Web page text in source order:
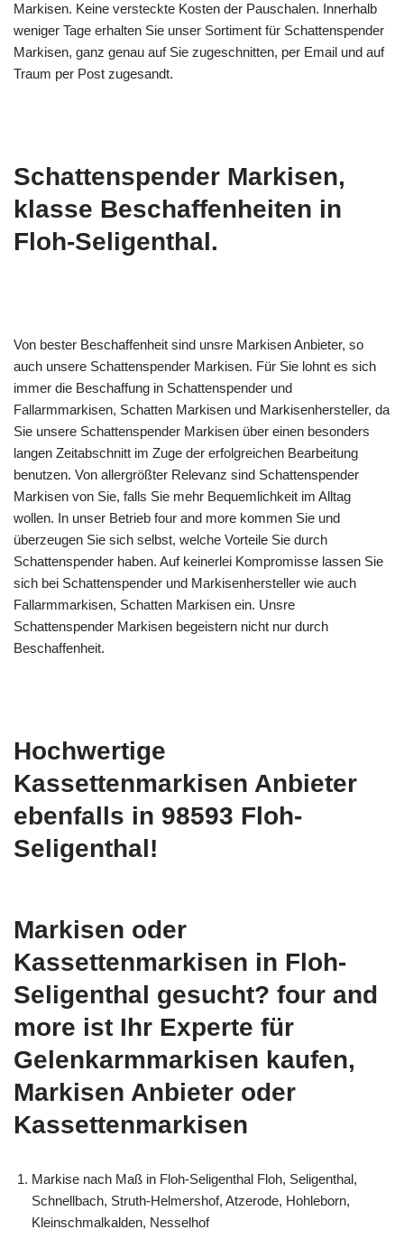
Markisen. Keine versteckte Kosten der Pauschalen. Innerhalb
weniger Tage erhalten Sie unser Sortiment für Schattenspender
Markisen, ganz genau auf Sie zugeschnitten, per Email und auf
Traum per Post zugesandt.
Schattenspender Markisen,
klasse Beschaffenheiten in
Floh-Seligenthal.
Von bester Beschaffenheit sind unsre Markisen Anbieter, so
auch unsere Schattenspender Markisen. Für Sie lohnt es sich
immer die Beschaffung in Schattenspender und
Fallarmmarkisen, Schatten Markisen und Markisenhersteller, da
Sie unsere Schattenspender Markisen über einen besonders
langen Zeitabschnitt im Zuge der erfolgreichen Bearbeitung
benutzen. Von allergrößter Relevanz sind Schattenspender
Markisen von Sie, falls Sie mehr Bequemlichkeit im Alltag
wollen. In unser Betrieb four and more kommen Sie und
überzeugen Sie sich selbst, welche Vorteile Sie durch
Schattenspender haben. Auf keinerlei Kompromisse lassen Sie
sich bei Schattenspender und Markisenhersteller wie auch
Fallarmmarkisen, Schatten Markisen ein. Unsre
Schattenspender Markisen begeistern nicht nur durch
Beschaffenheit.
Hochwertige
Kassettenmarkisen Anbieter
ebenfalls in 98593 Floh-
Seligenthal!
Markisen oder
Kassettenmarkisen in Floh-
Seligenthal gesucht? four and
more ist Ihr Experte für
Gelenkarmmarkisen kaufen,
Markisen Anbieter oder
Kassettenmarkisen
Markise nach Maß in Floh-Seligenthal Floh, Seligenthal,
Schnellbach, Struth-Helmershof, Atzerode, Hohleborn,
Kleinschmalkalden, Nesselhof